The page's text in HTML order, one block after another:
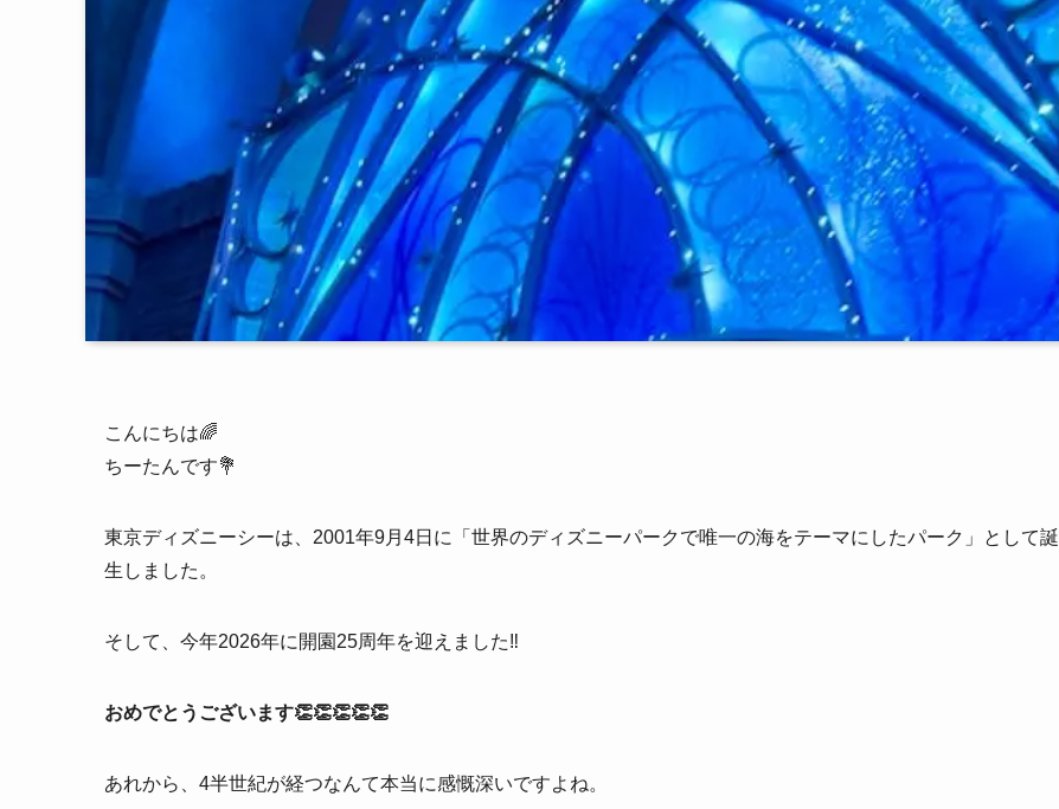
こんにちは🌈
ちーたんです💐
東京ディズニーシーは、2001年9月4日に「世界のディズニーパークで唯一の海をテーマにしたパーク」として誕
生しました。
そして、今年2026年に開園25周年を迎えました‼️
おめでとうございます👏👏👏👏👏
あれから、4半世紀が経つなんて本当に感慨深いですよね。